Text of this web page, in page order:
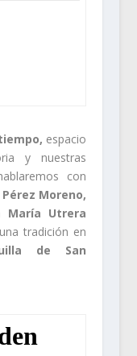
espacio
y nuestras
con
Moreno,
María Utrera
tradición en
de San